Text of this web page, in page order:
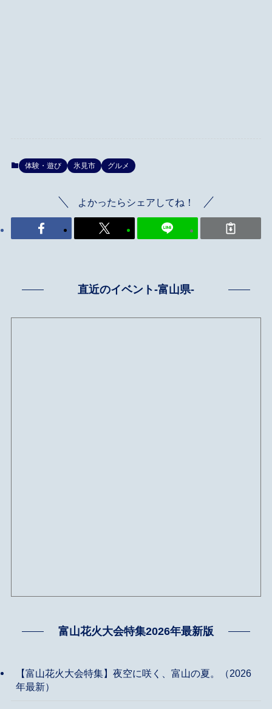
体験・遊び 氷見市 グルメ
よかったらシェアしてね！
直近のイベント-富山県-
富山花火大会特集2026年最新版
【富山花火大会特集】夜空に咲く、富山の夏。（2026
年最新）